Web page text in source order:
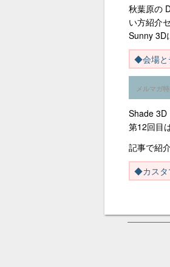
秋葉原の
い方紹介
Sunny 3D
◆会場と
メルマガ
Shade 3D
第12回目
記事で紹
◆カスタ